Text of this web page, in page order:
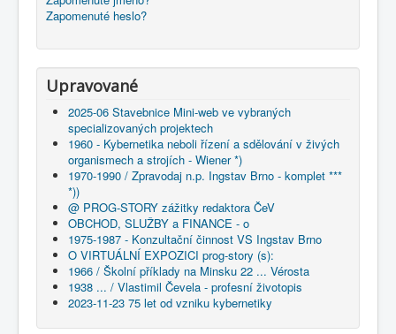
Zapomenuté heslo?
Upravované
2025-06 Stavebnice Mini-web ve vybraných
specializovaných projektech
1960 - Kybernetika neboli řízení a sdělování v živých
organismech a strojích - Wiener *)
1970-1990 / Zpravodaj n.p. Ingstav Brno - komplet ***
*))
@ PROG-STORY zážitky redaktora ČeV
OBCHOD, SLUŽBY a FINANCE - o
1975-1987 - Konzultační činnost VS Ingstav Brno
O VIRTUÁLNÍ EXPOZICI prog-story (s):
1966 / Školní příklady na Minsku 22 ... Vérosta
1938 ... / Vlastimil Čevela - profesní životopis
2023-11-23 75 let od vzniku kybernetiky